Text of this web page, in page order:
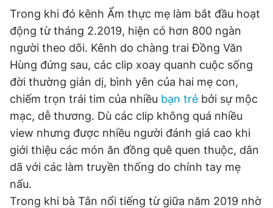
Trong khi đó kênh Ẩm thực mẹ làm bắt đầu hoạt
động từ tháng 2.2019, hiện có hơn 800 ngàn
người theo dõi. Kênh do chàng trai Đồng Văn
Hùng đứng sau, các clip xoay quanh cuộc sống
đời thường giản dị, bình yên của hai mẹ con,
chiếm trọn trái tim của nhiều bạn trẻ bởi sự mộc
mạc, dễ thương. Dù các clip không quá nhiều
view nhưng được nhiều người đánh giá cao khi
giới thiệu các món ăn đồng quê quen thuộc, dân
dã với các làm truyền thống do chính tay mẹ
nấu.
Trong khi bà Tân nổi tiếng từ giữa năm 2019 nhờ